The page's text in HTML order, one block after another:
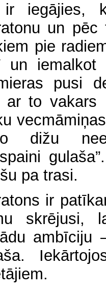
iegājies,
un
pie
un iemalkot
pusi
ar to vakars
dižu
pa trasi.
ir
skrējusi,
ambīciju